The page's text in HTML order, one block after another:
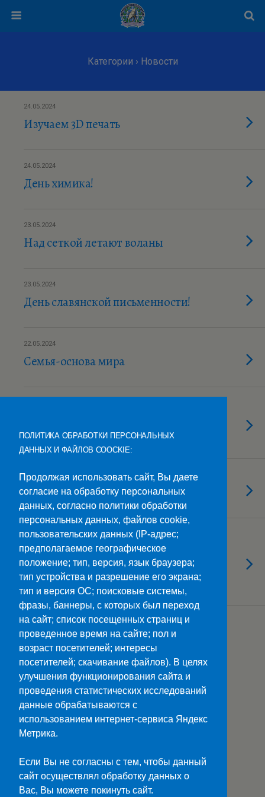
Категории › Новости
24.05.2024
Изучаем 3D печать
24.05.2024
День химика!
23.05.2024
Над сеткой летают воланы
23.05.2024
День славянской письменности!
22.05.2024
Семья-основа мира
электротехникума
22.05.2024
Профориентационная работа
22.05.2024
Образовательно-
развлекательная викторина
“СВОЯ ИГРА”
Загрузить Еще Из Этой Категории…
Наверх
Мобильн.
Министерство науки и высшего образования>>
Госуслуги>>
ПОЛИТИКА ОБРАБОТКИ ПЕРСОНАЛЬНЫХ
ДАННЫХ И ФАЙЛОВ COOCKIE:
Продолжая использовать сайт, Вы даете
согласие на обработку персональных
данных, согласно политики обработки
персональных данных, файлов cookie,
пользовательских данных (IP-адрес;
предполагаемое географическое
положение; тип, версия, язык браузера;
тип устройства и разрешение его экрана;
тип и версия ОС; поисковые системы,
фразы, баннеры, с которых был переход
на сайт; список посещенных страниц и
проведенное время на сайте; пол и
возраст посетителей; интересы
посетителей; скачивание файлов). В целях
улучшения функционирования сайта и
проведения статистических исследований
данные обрабатываются с
использованием интернет-сервиса Яндекс
Метрика.
Если Вы не согласны с тем, чтобы данный
сайт осуществлял обработку данных о
Вас, Вы можете покинуть сайт.